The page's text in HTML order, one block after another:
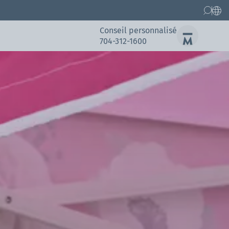
Références
Pièces détachées
Conseil personnalisé
704-312-1600